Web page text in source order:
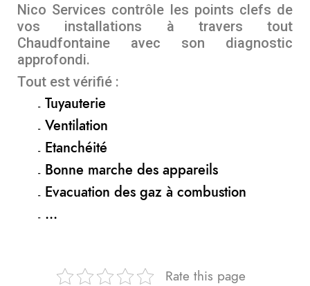
Nico Services contrôle les points clefs de
vos installations à travers tout
Chaudfontaine avec son diagnostic
approfondi.
Tout est vérifié :
Tuyauterie
Ventilation
Etanchéité
Bonne marche des appareils
Evacuation des gaz à combustion
…
Rate this page